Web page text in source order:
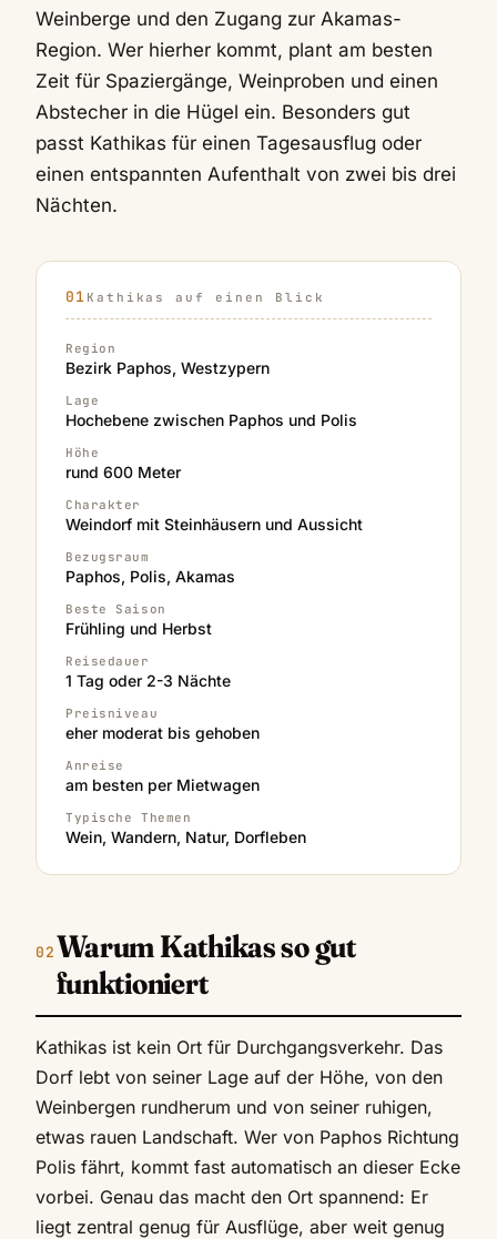
Weinberge und den Zugang zur Akamas-
Region. Wer hierher kommt, plant am besten
Zeit für Spaziergänge, Weinproben und einen
Abstecher in die Hügel ein. Besonders gut
passt Kathikas für einen Tagesausflug oder
einen entspannten Aufenthalt von zwei bis drei
Nächten.
Kathikas auf einen Blick
Region
Bezirk Paphos, Westzypern
Lage
Hochebene zwischen Paphos und Polis
Höhe
rund 600 Meter
Charakter
Weindorf mit Steinhäusern und Aussicht
Bezugsraum
Paphos, Polis, Akamas
Beste Saison
Frühling und Herbst
Reisedauer
1 Tag oder 2-3 Nächte
Preisniveau
eher moderat bis gehoben
Anreise
am besten per Mietwagen
Typische Themen
Wein, Wandern, Natur, Dorfleben
Warum Kathikas so gut
funktioniert
Kathikas ist kein Ort für Durchgangsverkehr. Das
Dorf lebt von seiner Lage auf der Höhe, von den
Weinbergen rundherum und von seiner ruhigen,
etwas rauen Landschaft. Wer von Paphos Richtung
Polis fährt, kommt fast automatisch an dieser Ecke
vorbei. Genau das macht den Ort spannend: Er
liegt zentral genug für Ausflüge, aber weit genug